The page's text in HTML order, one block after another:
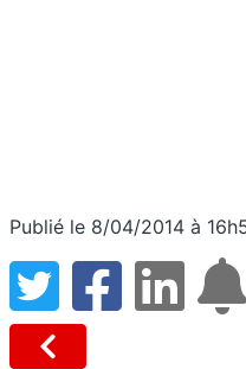
Publié le 8/04/2014 à